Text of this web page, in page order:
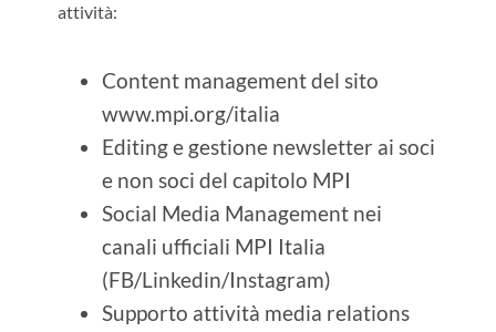
attività:
Content management del sito
www.mpi.org/italia
Editing e gestione newsletter ai soci
e non soci del capitolo MPI
Social Media Management nei
canali ufficiali MPI Italia
(FB/Linkedin/Instagram)
Supporto attività media relations